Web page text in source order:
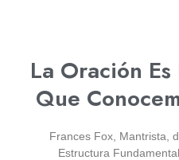
La Oración
Que
Frances Fox, Mantrista,
Estructura